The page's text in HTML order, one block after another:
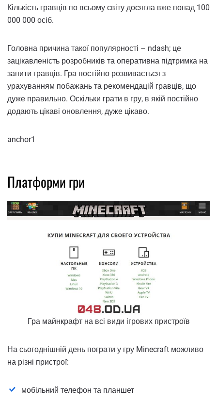
Кількість гравців по всьому світу досягла вже понад 100
000 000 осіб.
Головна причина такої популярності – ndash; це
зацікавленість розробників та оперативна підтримка на
запити гравців. Гра постійно розвивається з
урахуванням побажань та рекомендацій гравців, що
дуже правильно. Оскільки грати в гру, в якій постійно
додають цікаві оновлення, дуже цікаво.
anchor1
Платформи гри
Гра майнкрафт на всі види ігрових пристроїв
На сьогоднішній день пограти у гру Minecraft можливо
на різні пристрої:
мобільний телефон та планшет